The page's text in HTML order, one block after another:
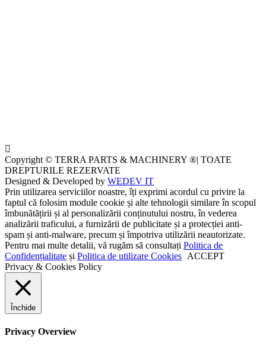
Copyright © TERRA PARTS & MACHINERY ®| TOATE
DREPTURILE REZERVATE
Designed & Developed by WEDEV IT
Prin utilizarea serviciilor noastre, îți exprimi acordul cu privire la
faptul că folosim module cookie și alte tehnologii similare în scopul
îmbunătățirii și al personalizării conținutului nostru, în vederea
analizării traficului, a furnizării de publicitate și a protecției anti-
spam și anti-malware, precum și împotriva utilizării neautorizate.
Pentru mai multe detalii, vă rugăm să consultați Politica de
Confidențialitate și Politica de utilizare Cookies ACCEPT
Privacy & Cookies Policy
Închide
Privacy Overview